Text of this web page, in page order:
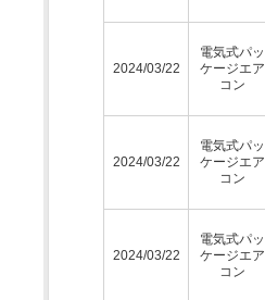
2024/03/22
電気式パッ
ケージエア
コン
2024/03/22
電気式パッ
ケージエア
コン
2024/03/22
電気式パッ
ケージエア
コン